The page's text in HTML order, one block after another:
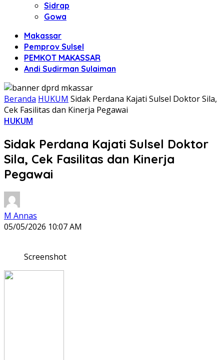
Sidrap
Gowa
Makassar
Pemprov Sulsel
PEMKOT MAKASSAR
Andi Sudirman Sulaiman
Beranda HUKUM Sidak Perdana Kajati Sulsel Doktor Sila,
Cek Fasilitas dan Kinerja Pegawai
HUKUM
Sidak Perdana Kajati Sulsel Doktor
Sila, Cek Fasilitas dan Kinerja
Pegawai
M Annas
05/05/2026 10:07 AM
Screenshot